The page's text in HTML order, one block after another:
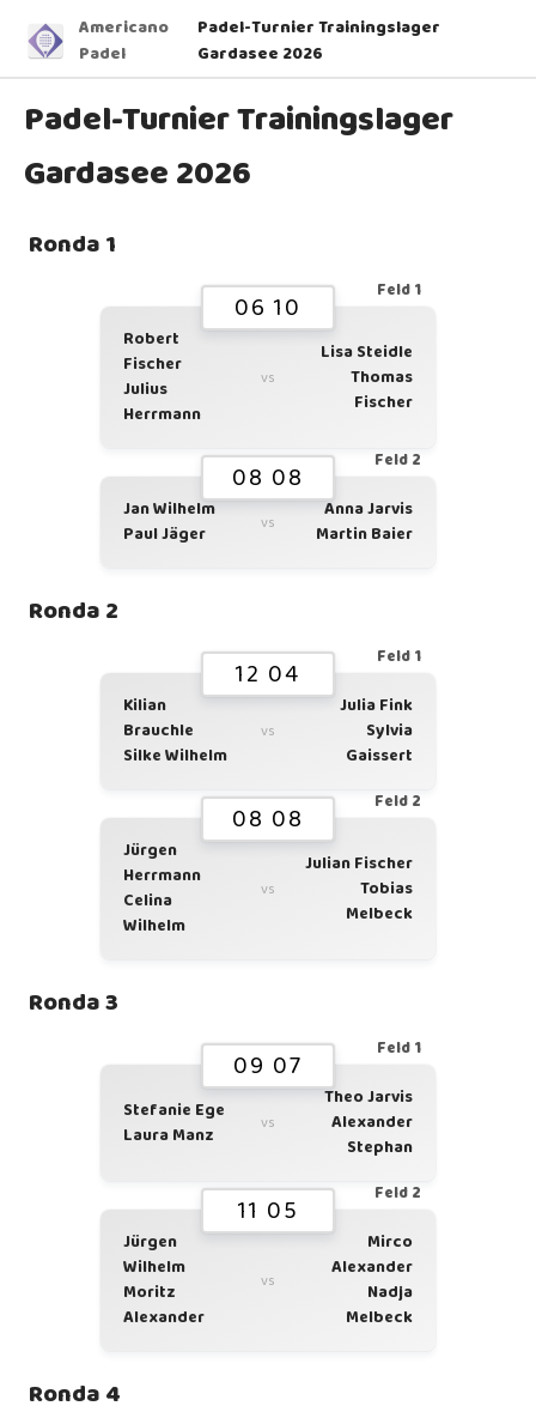
Americano
Padel
Padel-Turnier Trainingslager
Gardasee 2026
Padel-Turnier Trainingslager
Gardasee 2026
Ronda 1
Feld 1
06 10
Robert
Fischer
Julius
Herrmann
vs
Lisa Steidle
Thomas
Fischer
Feld 2
08 08
Jan Wilhelm
Paul Jäger
vs
Anna Jarvis
Martin Baier
Ronda 2
Feld 1
12 04
Kilian
Brauchle
Silke Wilhelm
vs
Julia Fink
Sylvia
Gaissert
Feld 2
08 08
Jürgen
Herrmann
Celina
Wilhelm
vs
Julian Fischer
Tobias
Melbeck
Ronda 3
Feld 1
09 07
Stefanie Ege
Laura Manz
vs
Theo Jarvis
Alexander
Stephan
Feld 2
11 05
Jürgen
Wilhelm
Moritz
Alexander
vs
Mirco
Alexander
Nadja
Melbeck
Ronda 4